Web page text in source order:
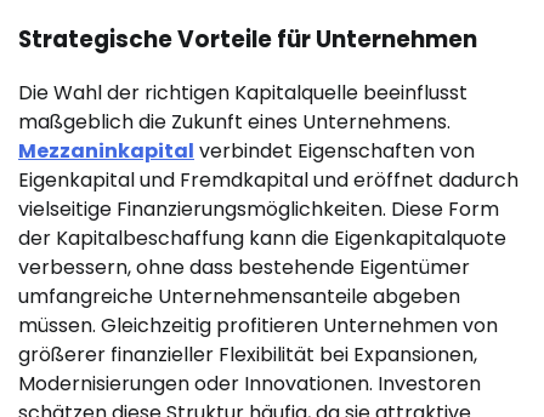
Strategische Vorteile für Unternehmen
Die Wahl der richtigen Kapitalquelle beeinflusst
maßgeblich die Zukunft eines Unternehmens.
Mezzaninkapital verbindet Eigenschaften von
Eigenkapital und Fremdkapital und eröffnet dadurch
vielseitige Finanzierungsmöglichkeiten. Diese Form
der Kapitalbeschaffung kann die Eigenkapitalquote
verbessern, ohne dass bestehende Eigentümer
umfangreiche Unternehmensanteile abgeben
müssen. Gleichzeitig profitieren Unternehmen von
größerer finanzieller Flexibilität bei Expansionen,
Modernisierungen oder Innovationen. Investoren